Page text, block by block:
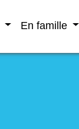
En famille